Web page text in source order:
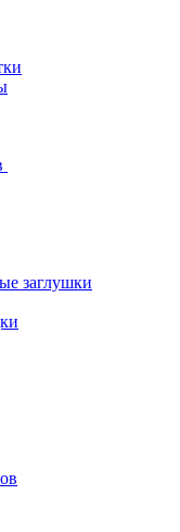
заглушки